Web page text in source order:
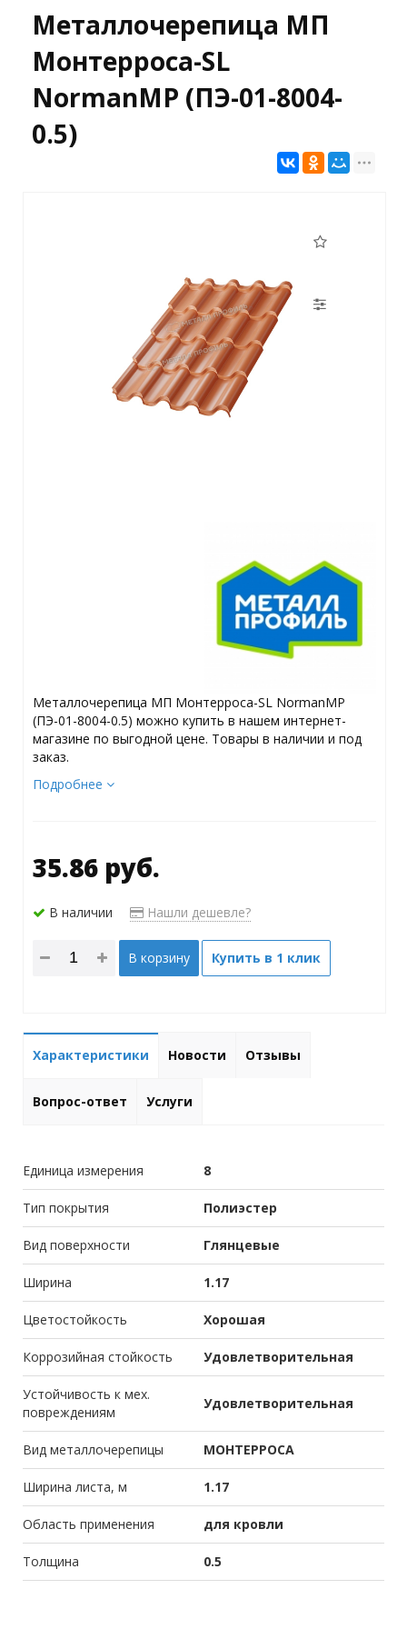
Металлочерепица МП
Монтерроса-SL
NormanMP (ПЭ-01-8004-
0.5)
Металлочерепица МП Монтерроса-SL NormanMP
(ПЭ-01-8004-0.5) можно купить в нашем интернет-
магазине по выгодной цене. Товары в наличии и под
заказ.
Подробнее
35.86 руб.
В наличии Нашли дешевле?
В корзину Купить в 1 клик
Характеристики Новости Отзывы
Вопрос-ответ Услуги
Единица измерения 8
Тип покрытия Полиэстер
Вид поверхности Глянцевые
Ширина 1.17
Цветостойкость Хорошая
Коррозийная стойкость Удовлетворительная
Устойчивость к мех.
повреждениям
Удовлетворительная
Вид металлочерепицы МОНТЕРРОСА
Ширина листа, м 1.17
Область применения для кровли
Толщина 0.5